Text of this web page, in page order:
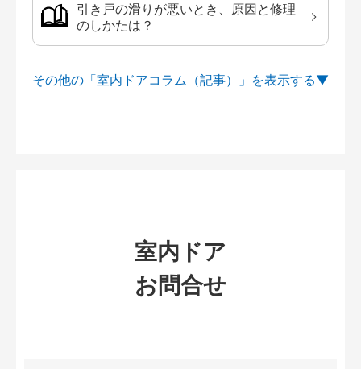
引き戸の滑りが悪いとき、原因と修理
のしかたは？
その他の「室内ドアコラム（記事）」を
室内ドア
お問合せ